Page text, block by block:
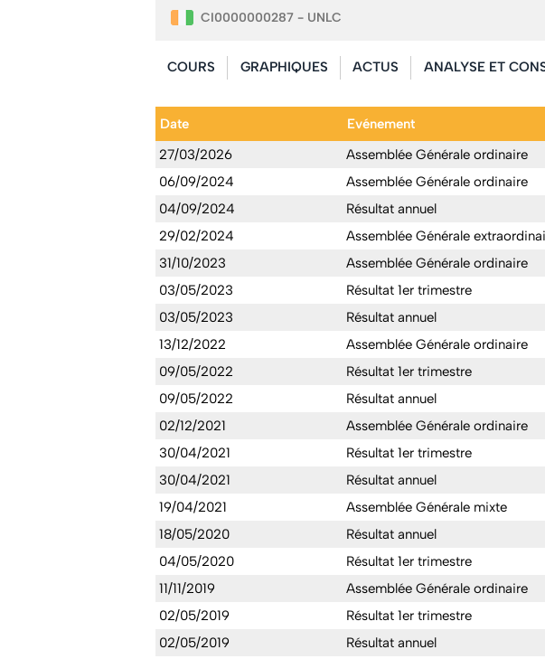
CI0000000287 - UNLC
COURS GRAPHIQUES ACTUS ANALYSE ET
Date Evénement
27/03/2026
Assemblée Générale ordinaire
06/09/2024
Assemblée Générale ordinaire
04/09/2024
Résultat annuel
29/02/2024
Assemblée Générale
31/10/2023
Assemblée Générale ordinaire
03/05/2023
Résultat 1er trimestre
03/05/2023
Résultat annuel
13/12/2022
Assemblée Générale ordinaire
09/05/2022
Résultat 1er trimestre
09/05/2022
Résultat annuel
02/12/2021
Assemblée Générale ordinaire
30/04/2021
Résultat 1er trimestre
30/04/2021
Résultat annuel
19/04/2021
Assemblée Générale mixte
18/05/2020
Résultat annuel
04/05/2020
Résultat 1er trimestre
11/11/2019
Assemblée Générale ordinaire
02/05/2019
Résultat 1er trimestre
02/05/2019
Résultat annuel